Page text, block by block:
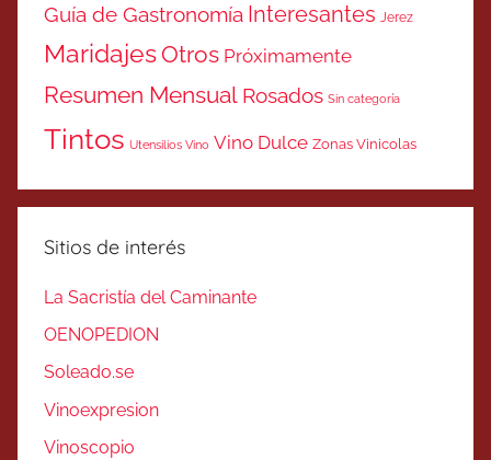
Guía de Gastronomía Interesantes Jerez
MaridajesOtros Próximamente
Resumen Mensual Rosados Sin categoría
Tintos Utensilios Vino Vino Dulce Zonas Vinicolas
Sitios de interés
La Sacristía del Caminante
OENOPEDION
Soleado.se
Vinoexpresion
Vinoscopio